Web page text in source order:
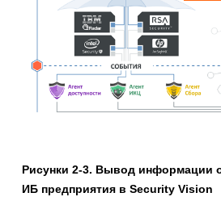
Рисунки 2-3. Вывод информации
ИБ предприятия в Security Vision